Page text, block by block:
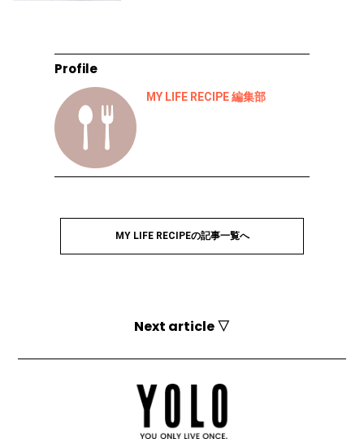
Profile
MY LIFE RECIPE 編集部
MY LIFE RECIPEの記事一覧へ
Next article ▽